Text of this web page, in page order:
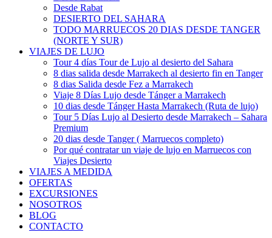
Desde Rabat
DESIERTO DEL SAHARA
TODO MARRUECOS 20 DIAS DESDE TANGER
(NORTE Y SUR)
VIAJES DE LUJO
Tour 4 días Tour de Lujo al desierto del Sahara
8 dias salida desde Marrakech al desierto fin en Tanger
8 dias Salida desde Fez a Marrakech
Viaje 8 Días Lujo desde Tánger a Marrakech
10 dias desde Tánger Hasta Marrakech (Ruta de lujo)
Tour 5 Días Lujo al Desierto desde Marrakech – Sahara
Premium
20 dias desde Tanger ( Marruecos completo)
Por qué contratar un viaje de lujo en Marruecos con
Viajes Desierto
VIAJES A MEDIDA
OFERTAS
EXCURSIONES
NOSOTROS
BLOG
CONTACTO